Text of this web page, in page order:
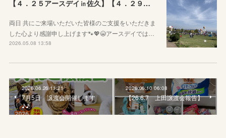
【４．２５アースデイ㏌佐久】【４．２９ぷちっとおいでよマルシェVol.3】のご報告
両日 共にご来場いただいた皆様のご支援をいただきま
した心より感謝申し上げます🐾💖😭アースデイでは…
2026.05.08 13:58
2026.06.26 11:21
7月5日 譲渡会開催します
♪♪
2026.06.10 06:08
【26.6.7 上田譲渡会報告】